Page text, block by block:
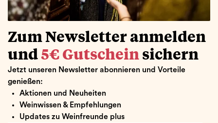
Zum Newsletter anmelden
und 5€ Gutschein sichern
Jetzt unseren Newsletter abonnieren und Vorteile
genießen:
Aktionen und Neuheiten
Weinwissen & Empfehlungen
Updates zu Weinfreunde plus